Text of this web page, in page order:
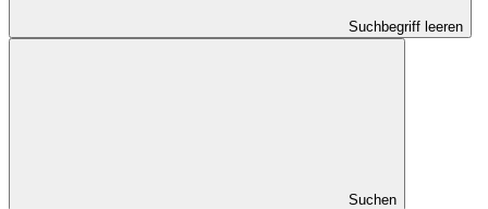
Suchbegriff leeren
Suchen